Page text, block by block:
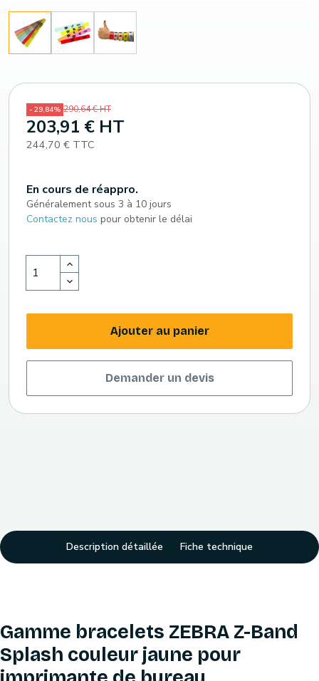
- 29,84% 290,64 € HT
203,91 € HT
244,70 € TTC
En cours de réappro.
Généralement sous 3 à 10 jours
Contactez nous pour obtenir le délai
Ajouter au panier
Demander un devis
Description détaillée Fiche technique
Gamme bracelets ZEBRA Z-Band
Splash couleur jaune pour